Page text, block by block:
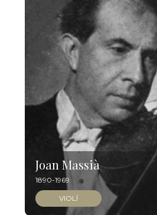
Joan Massià
1890-1969
VIOLÍ